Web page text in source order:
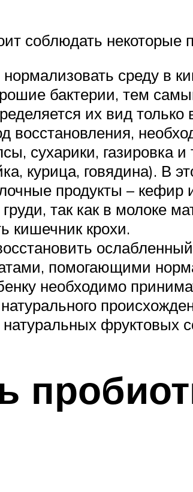
соблюдать некоторые
среду в
бактерии, тем
их вид только
восстановления,
сухарики, газировка
курица, говядина). В
продукты – кефир
так как в молоке
кишечник крохи.
помогающими
необходимо
фруктовых